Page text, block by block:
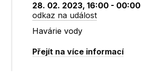
28. 02. 2023, 16:00 - 00:00
odkaz na událost
Havárie vody
Přejít na více informací